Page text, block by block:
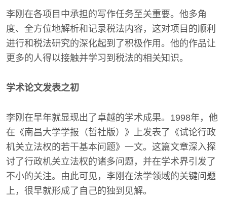
李刚在各项目中承担的写作任务至关重要。他多角
度、全方位地解析和记录税法内容，这对项目的顺利
进行和税法研究的深化起到了积极作用。他的作品让
更多的人得以接触并学习到税法的相关知识。
学术论文发表之初
李刚在早年就显现出了卓越的学术成果。1998年，他
在《南昌大学学报（哲社版）》上发表了《试论行政
机关立法权的若干基本问题》一文。这篇文章深入探
讨了行政机关立法权的诸多问题，并在学术界引发了
不小的关注。由此可见，李刚在法学领域的关键问题
上，很早就形成了自己的独到见解。